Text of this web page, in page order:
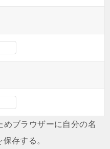
ブラウザーに自分の名
存する。